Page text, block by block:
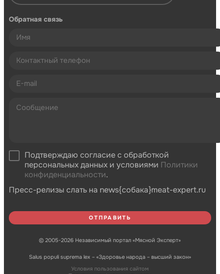
Обратная связь
Подтверждаю согласие с обработкой
персональных данных и условиями Политики
конфиденциальности.
Пресс-релизы слать на news{собака}meat-expert.ru
© 2005-2026 Независимый портал «Мясной Эксперт»
Salus populi suprema lex – «Здоровье народа – высший закон»
Условия пользования сайтом